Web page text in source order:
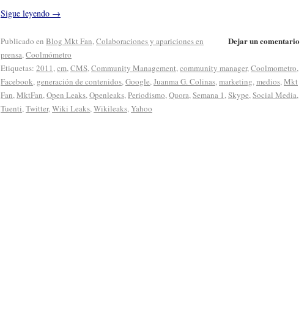
Sigue leyendo →
Dejar un comentario
Publicado en Blog Mkt Fan,Colaboraciones y apariciones en
prensa,Coolmómetro
Etiquetas: 2011,cm,CMS,Community Management,community manager,Coolmometro,
Facebook, generación de contenidos,Google,Juanma G. Colinas,marketing,medios,Mkt
Fan,MktFan,Open Leaks,Openleaks,Periodismo,Quora,Semana 1,Skype,Social Media,
Tuenti,Twitter,Wiki Leaks,Wikileaks,Yahoo